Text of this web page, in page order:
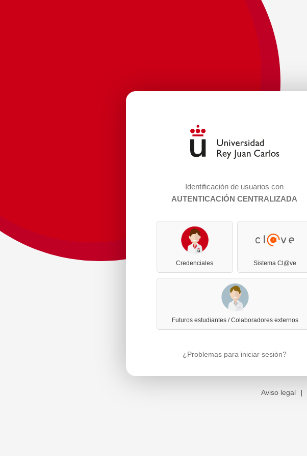
Identificación de usuarios con
AUTENTICACIÓN CENTRALIZADA
Credenciales Sistema Cl@ve
Futuros estudiantes / Colaboradores externos
¿Problemas para iniciar sesión?
Aviso legal |